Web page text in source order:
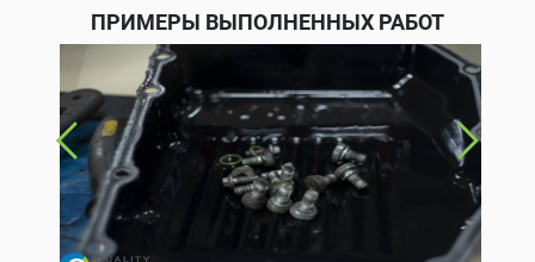
ПРИМЕРЫ ВЫПОЛНЕННЫХ РАБОТ